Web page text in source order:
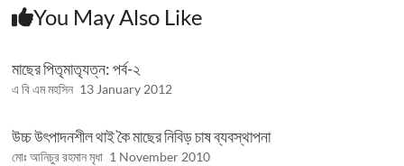
You May Also Like
মাছের পিতৃমাতৃযত্ন: পর্ব-২
এ বি এম মহসিন 13 January 2012
উচ্চ উৎপাদনশীল থাই কৈ মাছের নিবিড় চাষ ব্যবস্থাপনা
মোঃ আনিচুর রহমান মৃধা 1 November 2010